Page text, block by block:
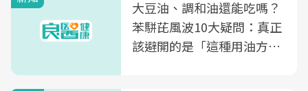
大豆油、調和油還能吃嗎？
苯駢芘風波10大疑問：真正
該避開的是「這種用油方